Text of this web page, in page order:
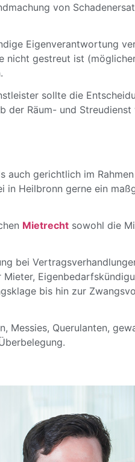
von
Eigenverantwortung
nicht gestreut ist
sollte die
der Räum- und
gerichtlich im
in Heilbronn gerne ein
Mietrecht sowohl die
bei
bis hin zur
Messies, Querulanten,